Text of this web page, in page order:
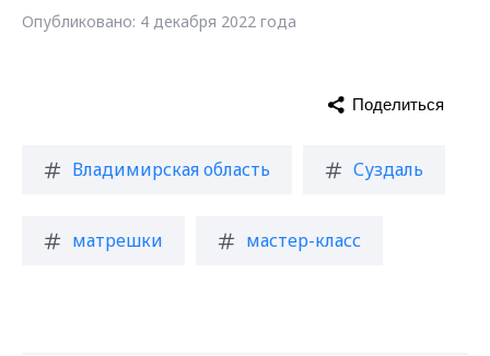
Опубликовано: 4 декабря 2022 года
Владимирская область Суздаль
матрешки мастер-класс
Поделиться